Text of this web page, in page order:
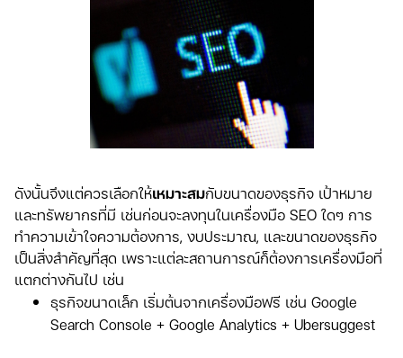
ดังนั้นจึงแต่ควรเลือกให้เหมาะสมกับขนาดของธุรกิจ เป้าหมาย
และทรัพยากรที่มี เช่นก่อนจะลงทุนในเครื่องมือ SEO ใดๆ การ
ทำความเข้าใจความต้องการ, งบประมาณ, และขนาดของธุรกิจ
เป็นสิ่งสำคัญที่สุด เพราะแต่ละสถานการณ์ก็ต้องการเครื่องมือที่
แตกต่างกันไป เช่น
ธุรกิจขนาดเล็ก เริ่มต้นจากเครื่องมือฟรี เช่น Google
Search Console + Google Analytics + Ubersuggest